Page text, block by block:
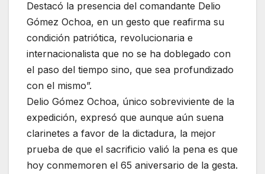
Destacó la presencia del comandante Delio
Gómez Ochoa, en un gesto que reafirma su
condición patriótica, revolucionaria e
internacionalista que no se ha doblegado con
el paso del tiempo sino, que sea profundizado
con el mismo”.
Delio Gómez Ochoa, único sobreviviente de la
expedición, expresó que aunque aún suena
clarinetes a favor de la dictadura, la mejor
prueba de que el sacrificio valió la pena es que
hoy conmemoren el 65 aniversario de la gesta.